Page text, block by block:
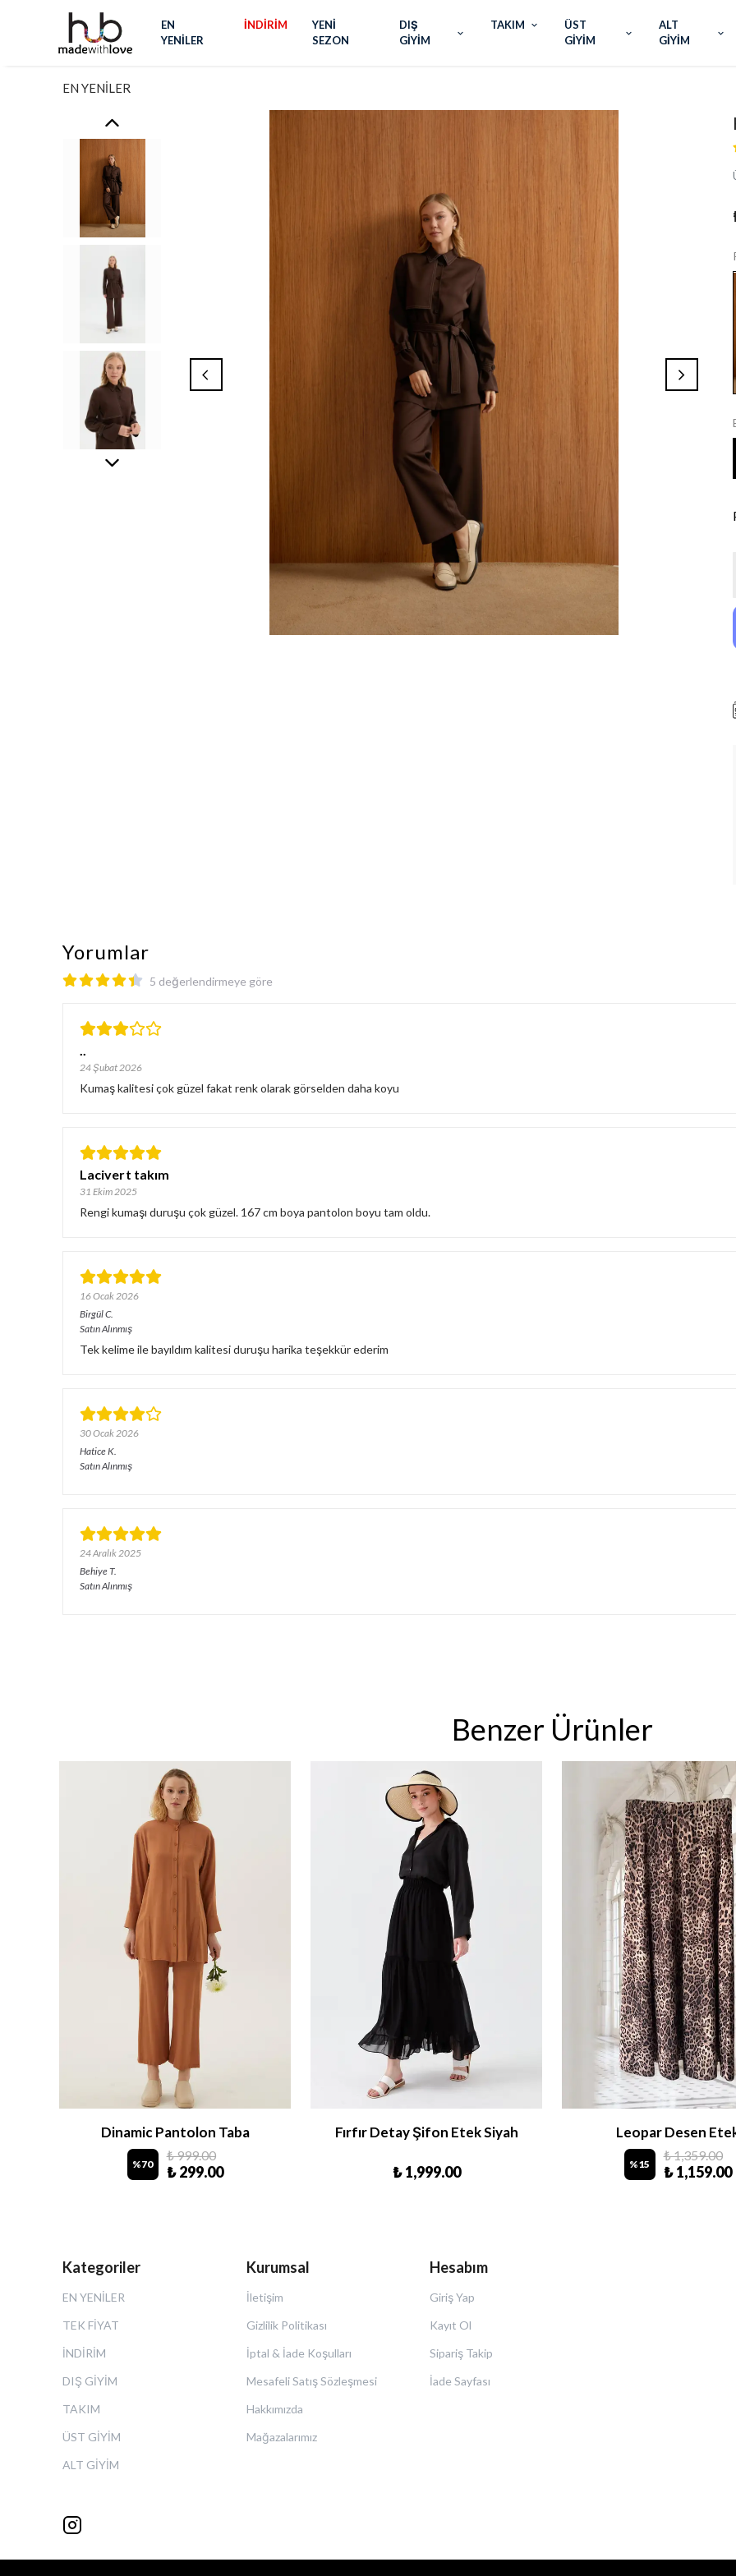
EN
YENİLER
İNDİRİM
YENİ
SEZON
DIŞ
GİYİM
TAKIM
ÜST
GİYİM
ALT
GİYİM
EN YENİLER
Yorumlar
5 değerlendirmeye göre
..
24 Şubat 2026
Kumaş kalitesi çok güzel fakat renk olarak görselden daha koyu
Lacivert takım
31 Ekim 2025
Rengi kumaşı duruşu çok güzel. 167 cm boya pantolon boyu tam oldu.
16 Ocak 2026
BirgülC.
Satın Alınmış
Tek kelime ile bayıldım kalitesi duruşu harika teşekkür ederim
30 Ocak 2026
HaticeK.
Satın Alınmış
24 Aralık 2025
BehiyeT.
Satın Alınmış
Benzer Ürünler
Dinamic Pantolon Taba
%70
₺ 999.00
₺ 299.00
Fırfır Detay Şifon Etek Siyah
₺ 1,999.00
Leopar Desen
%15
₺ 1,359.00
₺ 1,159.00
Kategoriler
EN YENİLER
TEK FİYAT
İNDİRİM
DIŞ GİYİM
TAKIM
ÜST GİYİM
ALT GİYİM
Kurumsal
İletişim
Gizlilik Politikası
İptal & İade Koşulları
Mesafeli Satış Sözleşmesi
Hakkımızda
Mağazalarımız
Hesabım
Giriş Yap
Kayıt Ol
Sipariş Takip
İade Sayfası